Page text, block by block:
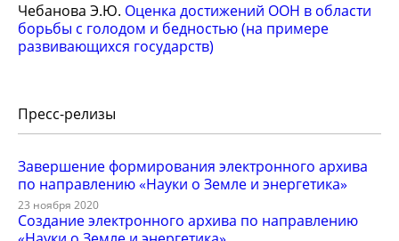
Чебанова Э.Ю. Оценка достижений ООН в области
борьбы с голодом и бедностью (на примере
развивающихся государств)
Пресс-релизы
Завершение формирования электронного архива
по направлению «Науки о Земле и энергетика»
23 ноября 2020
Создание электронного архива по направлению